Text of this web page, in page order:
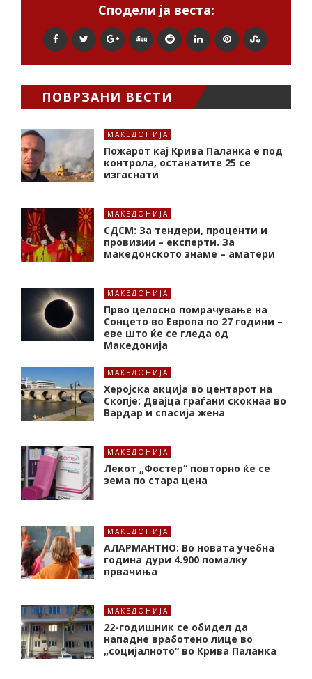
Сподели ја веста:
ПОВРЗАНИ ВЕСТИ
МАКЕДОНИЈА
Пожарот кај Крива Паланка е под
контрола, останатите 25 се
изгаснати
МАКЕДОНИЈА
СДСМ: За тендери, проценти и
провизии – експерти. За
македонското знаме – аматери
МАКЕДОНИЈА
Прво целосно помрачување на
Сонцето во Европа по 27 години –
еве што ќе се гледа од
Македонија
МАКЕДОНИЈА
Херојска акција во центарот на
Скопје: Двајца граѓани скокнаа во
Вардар и спасија жена
МАКЕДОНИЈА
Лекот „Фостер“ повторно ќе се
зема по стара цена
МАКЕДОНИЈА
АЛАРМАНТНО: Во новата учебна
година дури 4.900 помалку
првачиња
МАКЕДОНИЈА
22-годишник се обидел да
нападне вработено лице во
„социјалното“ во Крива Паланка